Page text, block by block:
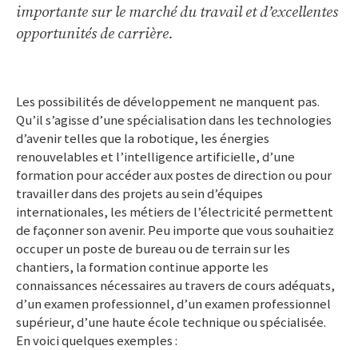
importante sur le marché du travail et d’excellentes
opportunités de carrière.
Les possibilités de développement ne manquent pas.
Qu’il s’agisse d’une spécialisation dans les technologies
d’avenir telles que la robotique, les énergies
renouvelables et l’intelligence artificielle, d’une
formation pour accéder aux postes de direction ou pour
travailler dans des projets au sein d’équipes
internationales, les métiers de l’électricité permettent
de façonner son avenir. Peu importe que vous souhaitiez
occuper un poste de bureau ou de terrain sur les
chantiers, la formation continue apporte les
connaissances nécessaires au travers de cours adéquats,
d’un examen professionnel, d’un examen professionnel
supérieur, d’une haute école technique ou spécialisée.
En voici quelques exemples :